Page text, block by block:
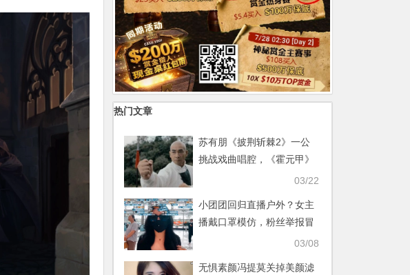
热门文章
苏有朋《披荆斩棘2》一公
挑战戏曲唱腔，《霍元甲》
舞台燃炸整场【365娱乐资
03/22
小团团回归直播户外？女主
播戴口罩模仿，粉丝举报冒
牌货蹭流量【365娱乐资讯
03/08
无惧素颜冯提莫关掉美颜滤